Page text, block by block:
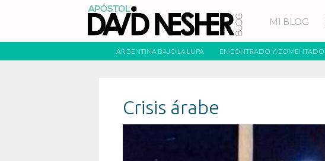
MI BLOG
ARGENTINA BAJO LA LUPA ENCONTRADO Y COMENTADO
Crisis árabe